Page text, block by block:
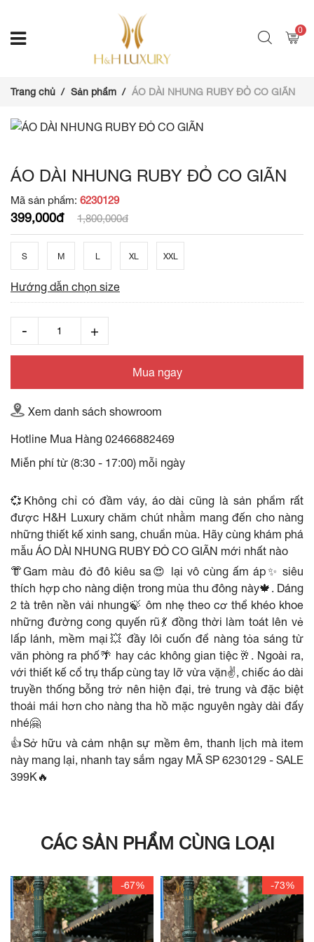
0
Trang chủ Sản phẩm ÁO DÀI NHUNG RUBY ĐỎ CO GIÃN
ÁO DÀI NHUNG RUBY ĐỎ CO GIÃN
Mã sản phẩm: 6230129
399,000đ 1,800,000đ
S M L XL XXL
Hướng dẫn chọn size
Mua ngay
Xem danh sách showroom
Hotline Mua Hàng 02466882469
Miễn phí từ (8:30 - 17:00) mỗi ngày
💞Không chỉ có đầm váy, áo dài cũng là sản phẩm rất
được H&H Luxury chăm chút nhằm mang đến cho nàng
những thiết kế xinh sang, chuẩn mùa. Hãy cùng khám phá
mẫu ÁO DÀI NHUNG RUBY ĐỎ CO GIÃN mới nhất nào
👘Gam màu đỏ đô kiêu sa😍 lại vô cùng ấm áp✨ siêu
thích hợp cho nàng diện trong mùa thu đông này🍁. Dáng
2 tà trên nền vải nhung🍃 ôm nhẹ theo cơ thể khéo khoe
những đường cong quyến rũ💃 đồng thời làm toát lên vẻ
lấp lánh, mềm mại💥 đầy lôi cuốn để nàng tỏa sáng từ
văn phòng ra phố🌴 hay các không gian tiệc🥂. Ngoài ra,
với thiết kế cổ trụ thấp cùng tay lỡ vừa vặn✌️, chiếc áo dài
truyền thống bỗng trở nên hiện đại, trẻ trung và đặc biệt
thoải mái hơn cho nàng tha hồ mặc nguyên ngày dài đấy
nhé🤗
👍Sở hữu và cảm nhận sự mềm êm, thanh lịch mà item
này mang lại, nhanh tay sắm ngay MÃ SP 6230129 - SALE
399K🔥
CÁC SẢN PHẨM CÙNG LOẠI
-67% -73%